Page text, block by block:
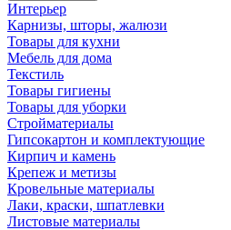
Интерьер
Карнизы, шторы, жалюзи
Товары для кухни
Мебель для дома
Текстиль
Товары гигиены
Товары для уборки
Стройматериалы
Гипсокартон и комплектующие
Кирпич и камень
Крепеж и метизы
Кровельные материалы
Лаки, краски, шпатлевки
Листовые материалы